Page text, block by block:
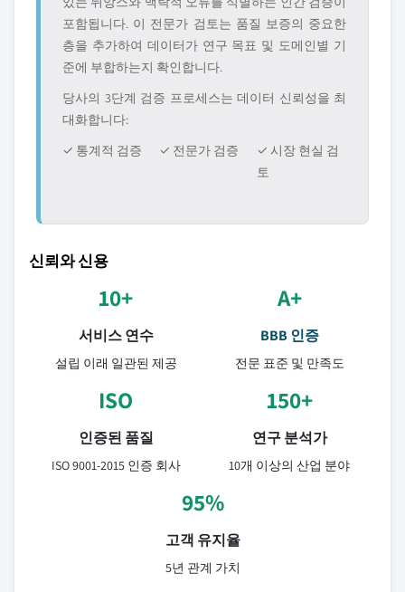
포함됩니다. 이 전문가 검토는 품질 보증의 중요한
층을 추가하여 데이터가 연구 목표 및 도메인별 기
준에 부합하는지 확인합니다.
당사의 3단계 검증 프로세스는 데이터 신뢰성을 최
대화합니다:
✓ 통계적 검증
✓ 전문가 검증
✓ 시장 현실 검
토
신뢰와 신용
10+
서비스 연수
설립 이래 일관된 제공
A+
BBB 인증
전문 표준 및 만족도
ISO
인증된 품질
ISO 9001-2015 인증 회사
150+
연구 분석가
10개 이상의 산업 분야
95%
고객 유지율
5년 관계 가치